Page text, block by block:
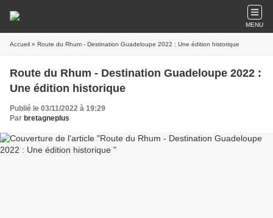
MENU
Accueil » Route du Rhum - Destination Guadeloupe 2022 : Une édition historique
Route du Rhum - Destination Guadeloupe 2022 :
Une édition historique
Publié le 03/11/2022 à 19:29
Par bretagneplus